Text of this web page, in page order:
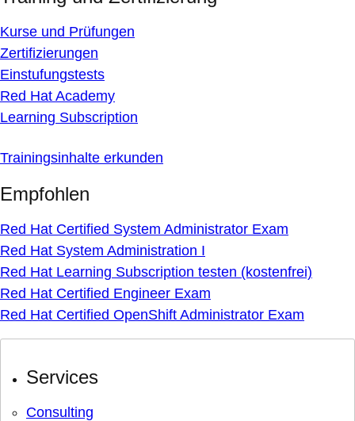
Kurse und Prüfungen
Zertifizierungen
Einstufungstests
Red Hat Academy
Learning Subscription
Trainingsinhalte erkunden
Empfohlen
Red Hat Certified System Administrator Exam
Red Hat System Administration I
Red Hat Learning Subscription testen (kostenfrei)
Red Hat Certified Engineer Exam
Red Hat Certified OpenShift Administrator Exam
Services
Consulting